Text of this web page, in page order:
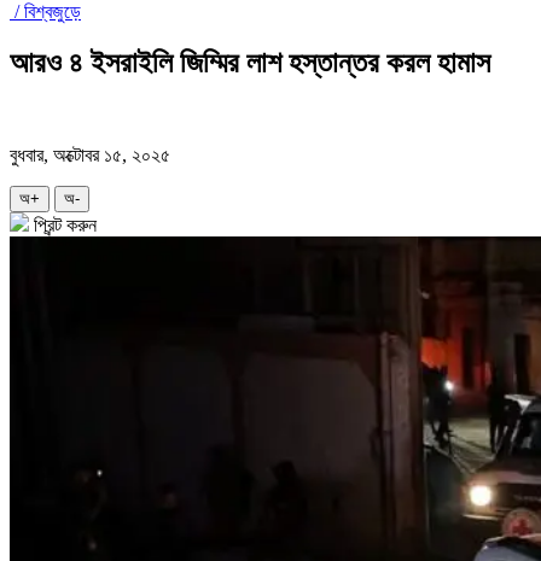
/বিশ্বজুড়ে
আরও ৪ ইসরাইলি জিম্মির লাশ হস্তান্তর করল হামাস
বুধবার, অক্টোবর ১৫, ২০২৫
অ+ অ-
প্রিন্ট করুন